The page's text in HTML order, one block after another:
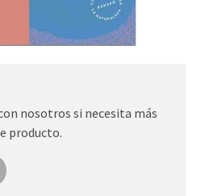
nosotros si necesita más
producto.